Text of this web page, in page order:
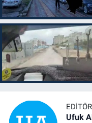
Ufuk